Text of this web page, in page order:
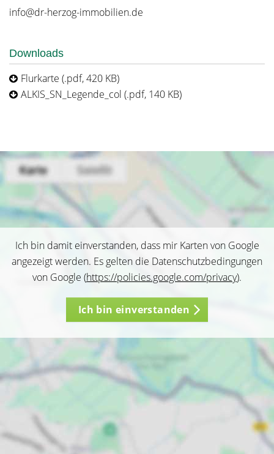
info@dr-herzog-immobilien.de
Downloads
Flurkarte (.pdf, 420 KB)
ALKIS_SN_Legende_col (.pdf, 140 KB)
Ich bin damit einverstanden, dass mir Karten von Google
angezeigt werden. Es gelten die Datenschutzbedingungen
von Google (https://policies.google.com/privacy).
Ich bin einverstanden